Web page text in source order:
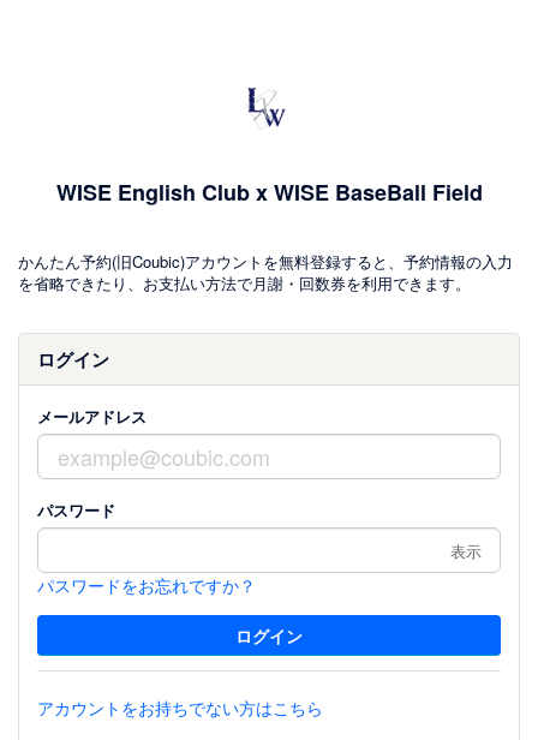
WISE English Club x WISE BaseBall Field
かんたん予約(旧Coubic)アカウントを無料登録すると、予約情報の入力
を省略できたり、お支払い方法で月謝・回数券を利用できます。
ログイン
メールアドレス
パスワード
表示
パスワードをお忘れですか？
アカウントをお持ちでない方はこちら